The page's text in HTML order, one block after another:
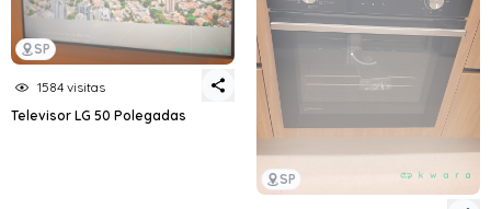
SP
1584 visitas
Televisor LG 50 Polegadas
SP